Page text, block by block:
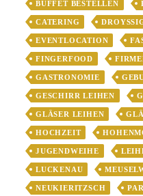
BUFFET BESTELLEN
CATERING DROYSSIG
EVENTLOCATION
FINGERFOOD
GASTRONOMIE
GESCHIRR LEIHEN
GLÄSER LEIHEN
HOCHZEIT
JUGENDWEIHE
LUCKENAU
NEUKIERITZSCH